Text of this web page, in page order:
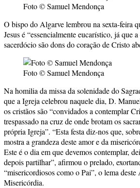
Foto © Samuel Mendonça
O bispo do Algarve lembrou na sexta-feira
Jesus é “essencialmente eucarístico, já que
sacerdócio são dons do coração de Cristo
Foto © Samuel Mendonça
Na homilia da missa da solenidade do
que a Igreja celebrou naquele dia, D.
os cristãos são “convidados a contemplar
trespassado na cruz de onde brotam os
própria Igreja”. “Esta festa diz-nos que,
mostra a grandeza deste amor e da
Este é o dia em que devemos contemplar,
depois partilhar”, afirmou o prelado,
“misericordiosos como o Pai”, o lema deste
Misericórdia.